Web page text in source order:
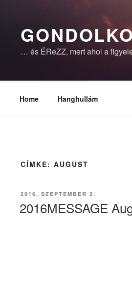
… és ÉReZZ, mert ahol a
Home Hanghullám
CÍMKE: AUGUST
BEKÜLDVE:
2016. SZEPTEMBER 2.
2016MESSAGE